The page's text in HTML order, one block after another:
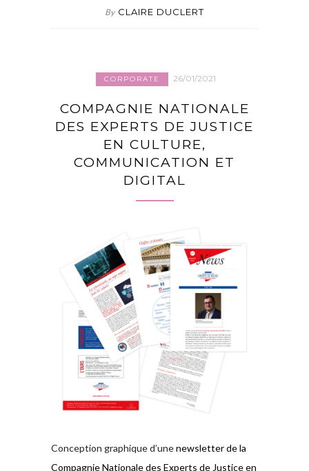
By CLAIRE DUCLERT
CORPORATE 26/01/2021
COMPAGNIE NATIONALE
DES EXPERTS DE JUSTICE
EN CULTURE,
COMMUNICATION ET
DIGITAL
Conception graphique d’unenewsletter de la
Compagnie Nationale des Experts de Justice en